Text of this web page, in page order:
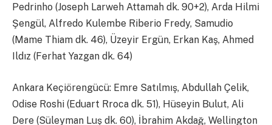
Pedrinho (Joseph Larweh Attamah dk. 90+2), Arda Hilmi
Şengül, Alfredo Kulembe Riberio Fredy, Samudio
(Mame Thiam dk. 46), Üzeyir Ergün, Erkan Kaş, Ahmed
Ildız (Ferhat Yazgan dk. 64)
Ankara Keçiörengücü: Emre Satılmış, Abdullah Çelik,
Odise Roshi (Eduart Rroca dk. 51), Hüseyin Bulut, Ali
Dere (Süleyman Luş dk. 60), İbrahim Akdağ, Wellington